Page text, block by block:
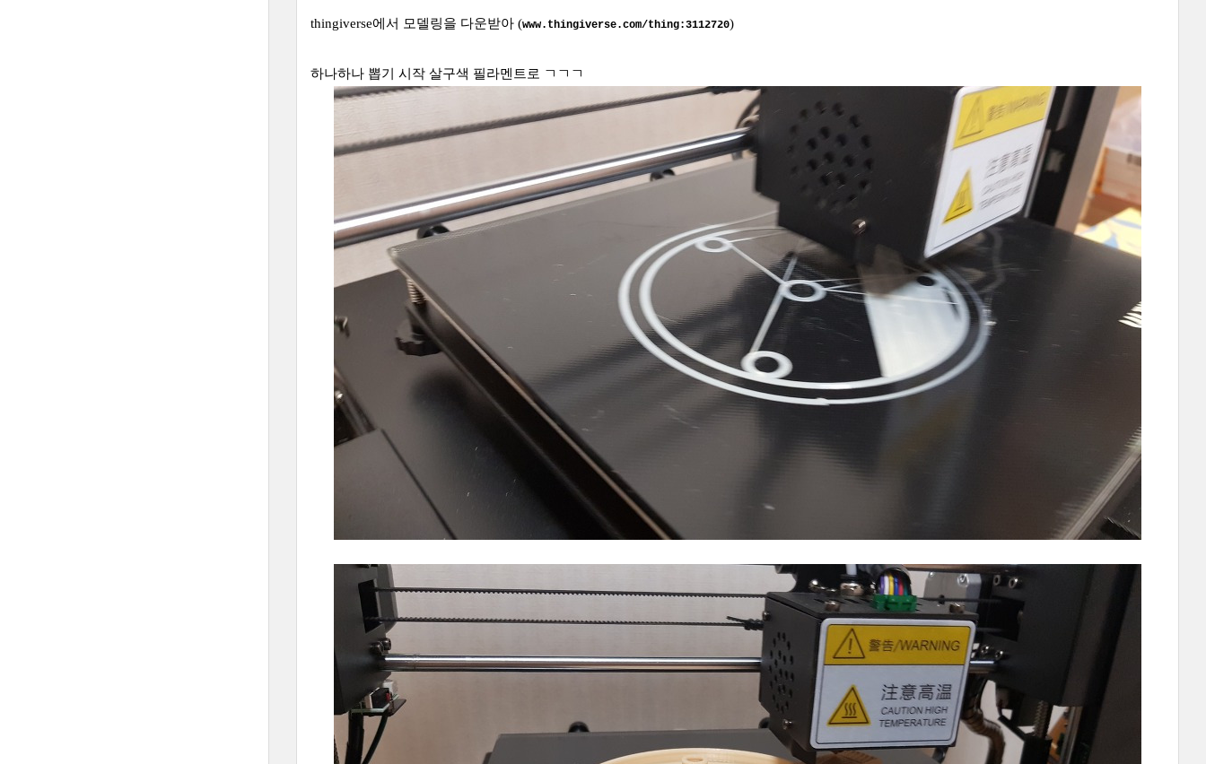
thingiverse에서 모델링을 다운받아 (www.thingiverse.com/thing:3112720)
하나하나 뽑기 시작 살구색 필라멘트로 ㄱㄱㄱ